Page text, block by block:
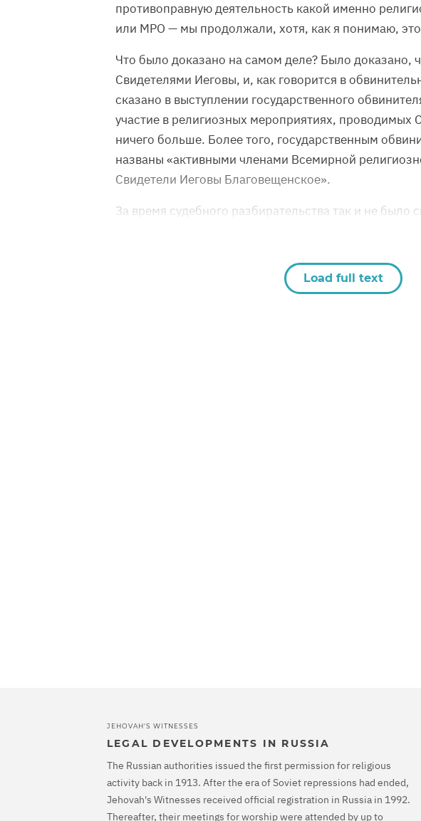
противоправную деятельность какой именно
или МРО — мы продолжали, хотя, как я понимаю, это
Что было доказано на самом деле? Было доказано,
Свидетелями Иеговы, и, как говорится в
сказано в выступлении государственного
участие в религиозных мероприятиях, проводимых
ничего больше. Более того, государственным
названы «активными членами Всемирной
Свидетели Иеговы Благовещенское».
За время судебного разбирательства так и не было
Load full text
JEHOVAH'S WITNESSES
LEGAL DEVELOPMENTS IN RUSSIA
The Russian authorities issued the first permission for religious
activity back in 1913. After the era of Soviet repressions had ended,
Jehovah's Witnesses received official registration in Russia in 1992.
Thereafter, their meetings for worship were attended by up to